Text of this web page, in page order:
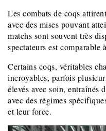
Les combats de coqs
avec des mises pouvant
matchs sont souvent très
spectateurs est
Certains coqs, véritables
incroyables, parfois
élevés avec soin, entraînés
avec des régimes
et leur force.